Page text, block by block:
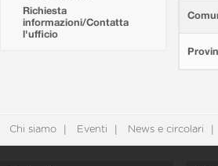
Richiesta
informazioni/Contatta
l'ufficio
Chi siamo Eventi News e circolari